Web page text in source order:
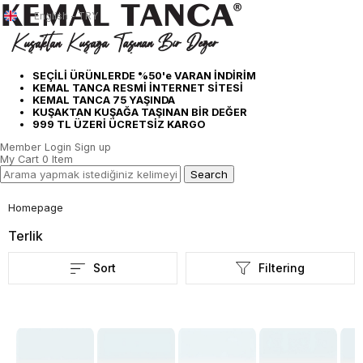
SEÇİLİ ÜRÜNLERDE %50'e VARAN İNDİRİM
KEMAL TANCA RESMİ İNTERNET SİTESİ
KEMAL TANCA 75 YAŞINDA
KUŞAKTAN KUŞAĞA TAŞINAN BİR DEĞER
999 TL ÜZERİ ÜCRETSİZ KARGO
English - TRY
Member Login Sign up
My Cart 0 Item
Homepage
Terlik
Filtering
Sort